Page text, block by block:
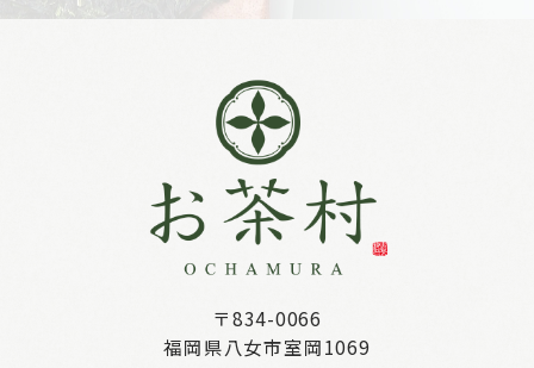
〒834-0066
福岡県八女市室岡1069